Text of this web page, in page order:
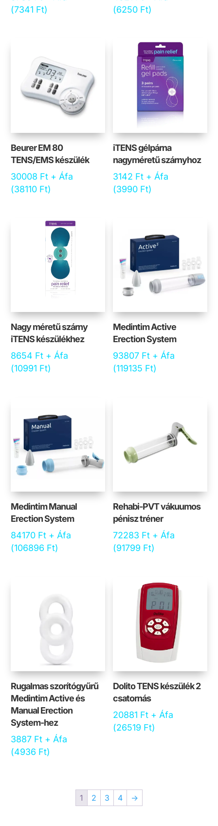
(7341 Ft)
(6250 Ft)
Beurer EM 80
TENS/EMS készülék
30008 Ft + Áfa
(38110 Ft)
iTENS gélpárna
nagyméretű szárnyhoz
3142 Ft + Áfa
(3990 Ft)
Nagy méretű szárny
iTENS készülékhez
8654 Ft + Áfa
(10991 Ft)
Medintim Active
Erection System
93807 Ft + Áfa
(119135 Ft)
Medintim Manual
Erection System
84170 Ft + Áfa
(106896 Ft)
Rehabi-PVT vákuumos
pénisz tréner
72283 Ft + Áfa
(91799 Ft)
Rugalmas szorítógyűrű
Medintim Active és
Manual Erection
System-hez
3887 Ft + Áfa
(4936 Ft)
Dolito TENS készülék 2
csatornás
20881 Ft + Áfa
(26519 Ft)
1 2 3 4 →